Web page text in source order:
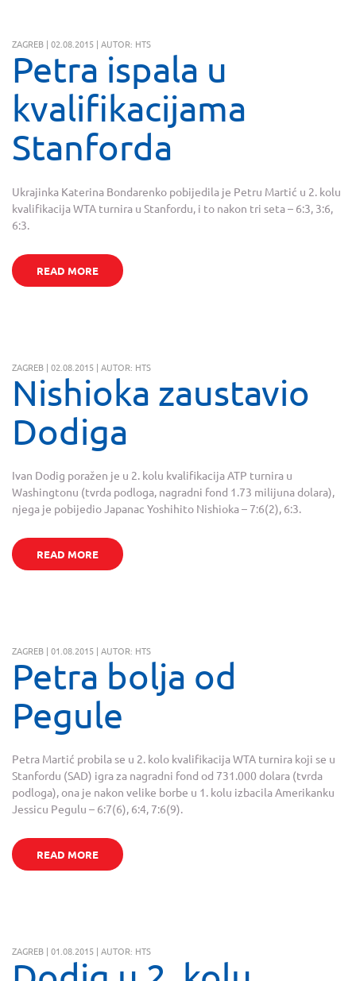
ZAGREB | 02.08.2015 | AUTOR: HTS
Petra ispala u
kvalifikacijama
Stanforda
Ukrajinka Katerina Bondarenko pobijedila je Petru Martić u 2. kolu
kvalifikacija WTA turnira u Stanfordu, i to nakon tri seta – 6:3, 3:6,
6:3.
READ MORE
ZAGREB | 02.08.2015 | AUTOR: HTS
Nishioka zaustavio
Dodiga
Ivan Dodig poražen je u 2. kolu kvalifikacija ATP turnira u
Washingtonu (tvrda podloga, nagradni fond 1.73 milijuna dolara),
njega je pobijedio Japanac Yoshihito Nishioka – 7:6(2), 6:3.
READ MORE
ZAGREB | 01.08.2015 | AUTOR: HTS
Petra bolja od
Pegule
Petra Martić probila se u 2. kolo kvalifikacija WTA turnira koji se u
Stanfordu (SAD) igra za nagradni fond od 731.000 dolara (tvrda
podloga), ona je nakon velike borbe u 1. kolu izbacila Amerikanku
Jessicu Pegulu – 6:7(6), 6:4, 7:6(9).
READ MORE
ZAGREB | 01.08.2015 | AUTOR: HTS